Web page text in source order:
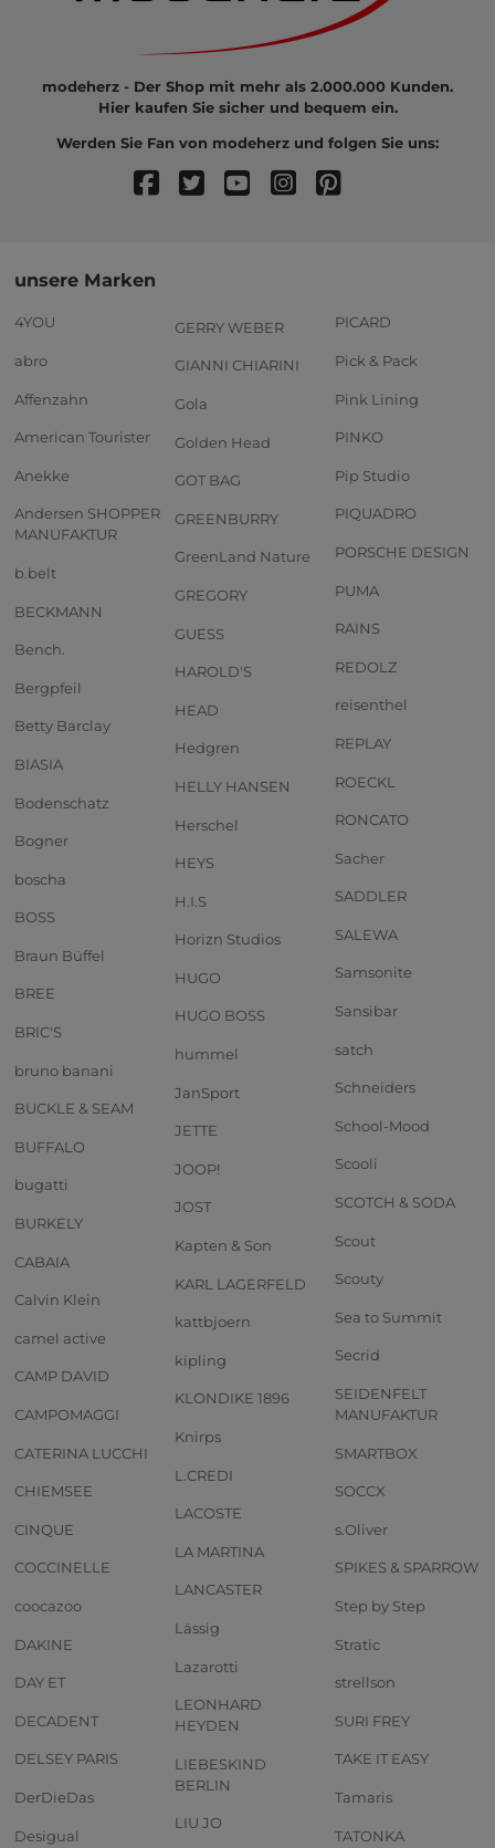
modeherz - Der Shop mit mehr als 2.000.000 Kunden.
Hier kaufen Sie sicher und bequem ein.
Werden Sie Fan von modeherz und folgen Sie uns:
unsere Marken
4YOU
abro
Affenzahn
American Tourister
Anekke
Andersen SHOPPER
MANUFAKTUR
b.belt
BECKMANN
Bench.
Bergpfeil
Betty Barclay
BIASIA
Bodenschatz
Bogner
boscha
BOSS
Braun Büffel
BREE
BRIC'S
bruno banani
BUCKLE & SEAM
BUFFALO
bugatti
BURKELY
CABAIA
Calvin Klein
camel active
CAMP DAVID
CAMPOMAGGI
CATERINA LUCCHI
CHIEMSEE
CINQUE
COCCINELLE
coocazoo
DAKINE
DAY ET
DECADENT
DELSEY PARIS
DerDieDas
Desigual
GERRY WEBER
GIANNI CHIARINI
Gola
Golden Head
GOT BAG
GREENBURRY
GreenLand Nature
GREGORY
GUESS
HAROLD'S
HEAD
Hedgren
HELLY HANSEN
Herschel
HEYS
H.I.S
Horizn Studios
HUGO
HUGO BOSS
hummel
JanSport
JETTE
JOOP!
JOST
Kapten & Son
KARL LAGERFELD
kattbjoern
kipling
KLONDIKE 1896
Knirps
L.CREDI
LACOSTE
LA MARTINA
LANCASTER
Lässig
Lazarotti
LEONHARD
HEYDEN
LIEBESKIND
BERLIN
LIU JO
PICARD
Pick & Pack
Pink Lining
PINKO
Pip Studio
PIQUADRO
PORSCHE DESIGN
PUMA
RAINS
REDOLZ
reisenthel
REPLAY
ROECKL
RONCATO
Sacher
SADDLER
SALEWA
Samsonite
Sansibar
satch
Schneiders
School-Mood
Scooli
SCOTCH & SODA
Scout
Scouty
Sea to Summit
Secrid
SEIDENFELT
MANUFAKTUR
SMARTBOX
SOCCX
s.Oliver
SPIKES & SPARROW
Step by Step
Stratic
strellson
SURI FREY
TAKE IT EASY
Tamaris
TATONKA